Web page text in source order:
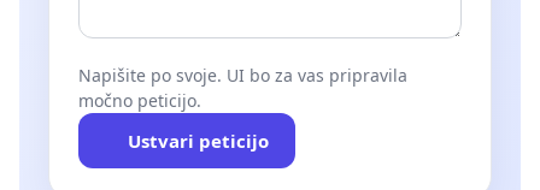
Napišite po svoje. UI bo za vas pripravila
močno peticijo.
Ustvari peticijo